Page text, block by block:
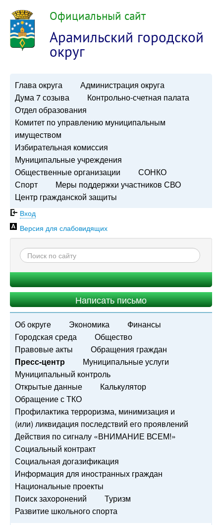
Официальный сайт
Арамильский городской
округ
Глава округа
Администрация округа
Дума 7 созыва
Контрольно-счетная палата
Отдел образования
Комитет по управлению муниципальным
имуществом
Избирательная комиссия
Муниципальные учреждения
Общественные организации
СОНКО
Спорт
Меры поддержки участников СВО
Центр гражданской защиты
Вход
Версия для слабовидящих
Написать письмо
Об округе Экономика
Финансы
Городская среда
Общество
Правовые акты
Обращения граждан
Пресс-центр
Муниципальные услуги
Муниципальный контроль
Открытые данные
Калькулятор
Обращение с ТКО
Профилактика терроризма, минимизация и
(или) ликвидация последствий его проявлений
Действия по сигналу «ВНИМАНИЕ ВСЕМ!»
Социальный контракт
Социальная догазификация
Информация для иностранных граждан
Национальные проекты
Поиск захоронений
Туризм
Развитие школьного спорта